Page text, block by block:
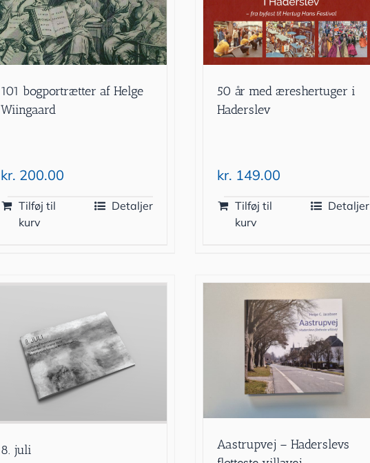
101 bogportrætter af Helge
Wiingaard
kr. 200.00
Tilføj til
kurv
Detaljer
50 år med æreshertuger i
Haderslev
kr. 149.00
Tilføj til
kurv
Detaljer
8. juli
Aastrupvej – Haderslevs